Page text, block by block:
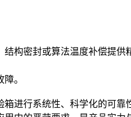
构密封或算法温度补偿提供
。
进行系统性、科学化的可靠